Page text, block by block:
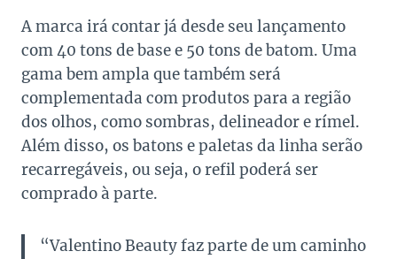
A marca irá contar já desde seu lançamento
com 40 tons de base e 50 tons de batom. Uma
gama bem ampla que também será
complementada com produtos para a região
dos olhos, como sombras, delineador e rímel.
Além disso, os batons e paletas da linha serão
recarregáveis, ou seja, o refil poderá ser
comprado à parte.
“Valentino Beauty faz parte de um caminho